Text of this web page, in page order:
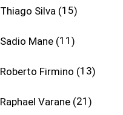
Thiago Silva 15
Sadio Mane 11
Roberto Firmino 13
Raphael Varane 21